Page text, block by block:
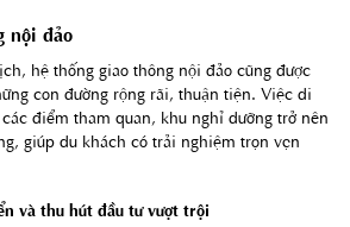
nội đảo
hệ thống giao thông nội đảo cũng được
con đường rộng rãi, thuận tiện. Việc di
điểm tham quan, khu nghỉ dưỡng trở nên
giúp du khách có trải nghiệm trọn vẹn
và thu hút đầu tư vượt trội